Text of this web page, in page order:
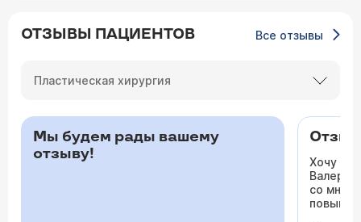
ОТЗЫВЫ ПАЦИЕНТОВ Все отзывы
Пластическая хирургия
Мы будем рады вашему
отзыву!
Хочу
со мной